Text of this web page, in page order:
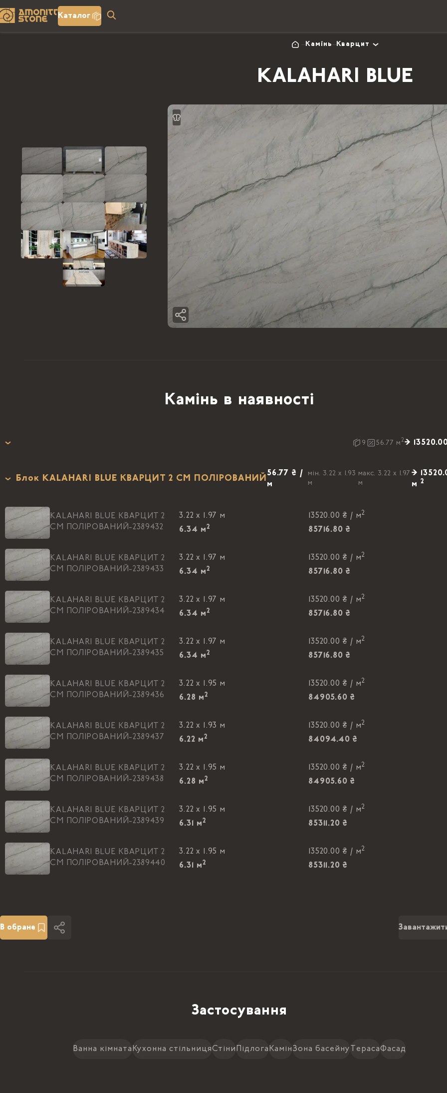
Каталог
Камінь Кварцит
KALAHARI BLUE
Камінь в наявності
9 56.77 м2→
Блок KALAHARI BLUE КВАРЦИТ 2 CM ПОЛIРОВАНИЙ
56.77 ₴ /
м
мін. 3.22 x 1.93
м
макс. 3.22 x 1.97
м
→
м2
KALAHARI BLUE КВАРЦИТ 2
CM ПОЛIРОВАНИЙ-2389432
3.22 x 1.97 м
6.34 м2
13520.00 ₴ / м2
85716.80 ₴
KALAHARI BLUE КВАРЦИТ 2
CM ПОЛIРОВАНИЙ-2389433
3.22 x 1.97 м
6.34 м2
13520.00 ₴ / м2
85716.80 ₴
KALAHARI BLUE КВАРЦИТ 2
CM ПОЛIРОВАНИЙ-2389434
3.22 x 1.97 м
6.34 м2
13520.00 ₴ / м2
85716.80 ₴
KALAHARI BLUE КВАРЦИТ 2
CM ПОЛIРОВАНИЙ-2389435
3.22 x 1.97 м
6.34 м2
13520.00 ₴ / м2
85716.80 ₴
KALAHARI BLUE КВАРЦИТ 2
CM ПОЛIРОВАНИЙ-2389436
3.22 x 1.95 м
6.28 м2
13520.00 ₴ / м2
84905.60 ₴
KALAHARI BLUE КВАРЦИТ 2
CM ПОЛIРОВАНИЙ-2389437
3.22 x 1.93 м
6.22 м2
13520.00 ₴ / м2
84094.40 ₴
KALAHARI BLUE КВАРЦИТ 2
CM ПОЛIРОВАНИЙ-2389438
3.22 x 1.95 м
6.28 м2
13520.00 ₴ / м2
84905.60 ₴
KALAHARI BLUE КВАРЦИТ 2
CM ПОЛIРОВАНИЙ-2389439
3.22 x 1.95 м
6.31 м2
13520.00 ₴ / м2
85311.20 ₴
KALAHARI BLUE КВАРЦИТ 2
CM ПОЛIРОВАНИЙ-2389440
3.22 x 1.95 м
6.31 м2
13520.00 ₴ / м2
85311.20 ₴
В обране
Застосування
Ванна кімнатаКухонна стільницяСтіниПідлогаКамінЗона басейну ТерасаФасад